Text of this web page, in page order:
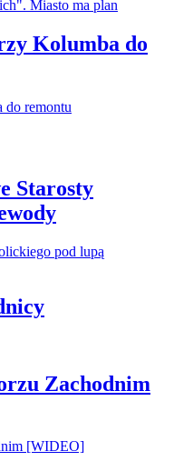
Kolumba do
Starosty
Zachodnim